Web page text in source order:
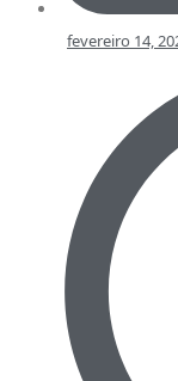
fevereiro 14,